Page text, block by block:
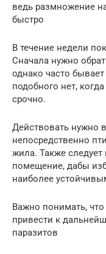
ведь размножение
быстро
В течение недели
Сначала нужно
однако часто
подобного нет,
срочно.
Действовать нужно
непосредственно
жила. Также следует
помещение, дабы
наиболее
Важно понимать,
привести к
паразитов